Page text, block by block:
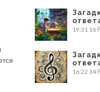
19:31 16
16:22 14